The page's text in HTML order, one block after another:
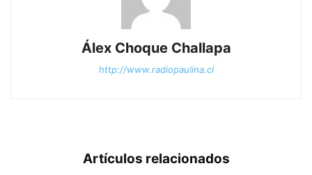
Álex Choque Challapa
http://www.radiopaulina.cl
Artículos relacionados